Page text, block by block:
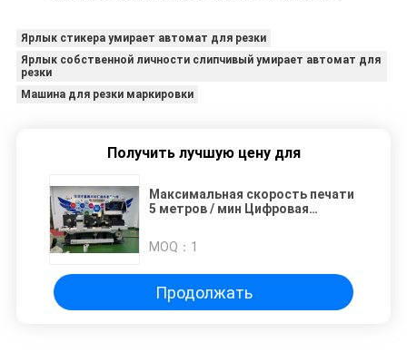
Ярлык стикера умирает автомат для резки
Ярлык собственной личности слипчивый умирает автомат для
резки
Машина для резки маркировки
Получить лучшую цену для
Максимальная скорость печати
5 метров / мин Цифровая
для быстрых и точных
результатов
MOQ： 1
Продолжать